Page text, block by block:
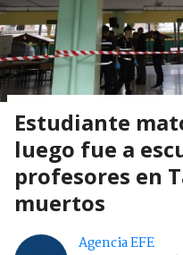
Estudiante
luego fue a
profesores en
muertos
Agencia EFE